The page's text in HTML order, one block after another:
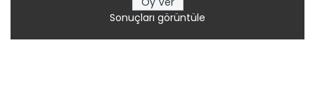
Sonuçları görüntüle